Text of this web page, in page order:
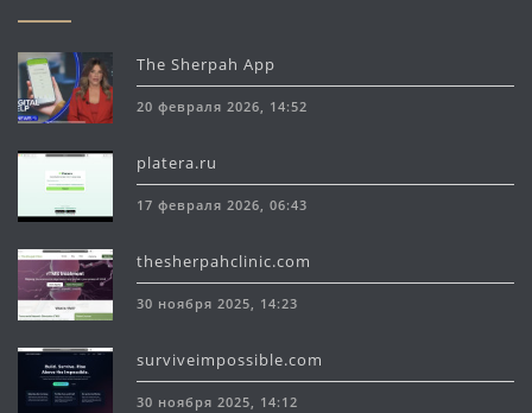
The Sherpah App
20 февраля 2026, 14:52
platera.ru
17 февраля 2026, 06:43
thesherpahclinic.com
30 ноября 2025, 14:23
surviveimpossible.com
30 ноября 2025, 14:12